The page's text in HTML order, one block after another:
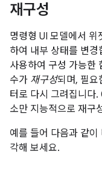
재구성
명령형 UI 모델에서
하여 내부 상태를 변
사용하여 구성 가능한
수가 재구성되며, 필요
터로 다시 그려집니다
소만 지능적으로 재구
예를 들어 다음과 같
각해 보세요.